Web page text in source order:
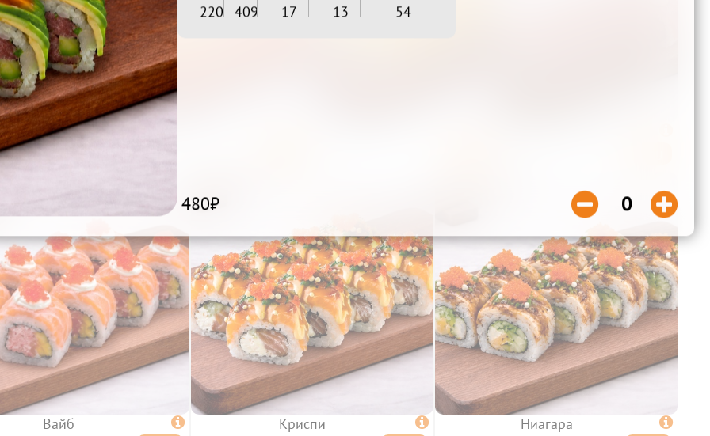
Окинава 
Вайб  Криспи  Ниагара 
220
409
17
13
54
480₽  0 